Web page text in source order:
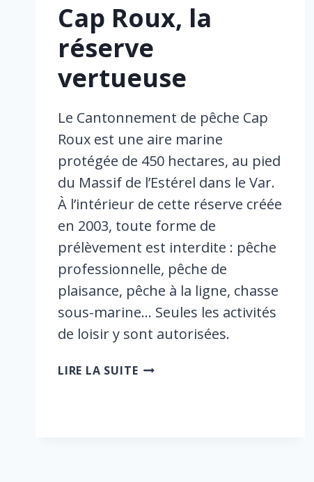
Cap Roux, la
réserve
vertueuse
Le Cantonnement de pêche Cap
Roux est une aire marine
protégée de 450 hectares, au pied
du Massif de l’Estérel dans le Var.
À l’intérieur de cette réserve créée
en 2003, toute forme de
prélèvement est interdite : pêche
professionnelle, pêche de
plaisance, pêche à la ligne, chasse
sous-marine… Seules les activités
de loisir y sont autorisées.
LIRE LA SUITECAP